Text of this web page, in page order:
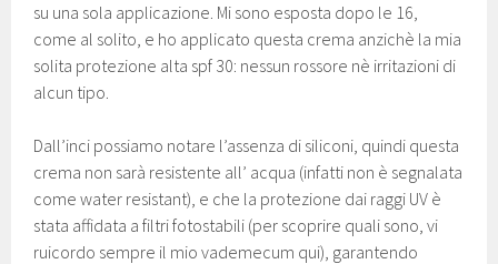
su una sola applicazione. Mi sono esposta dopo le 16,
come al solito, e ho applicato questa crema anzichè la mia
solita protezione alta spf 30: nessun rossore nè irritazioni di
alcun tipo.
Dall’inci possiamo notare l’assenza di siliconi, quindi questa
crema non sarà resistente all’ acqua (infatti non è segnalata
come water resistant), e che la protezione dai raggi UV è
stata affidata a filtri fotostabili (per scoprire quali sono, vi
ruicordo sempre il mio vademecum qui), garantendo